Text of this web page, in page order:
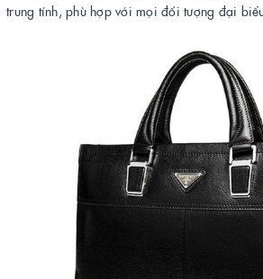
trung tính, phù hợp với mọi đối tượng đại